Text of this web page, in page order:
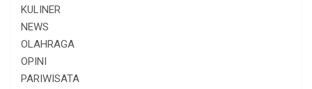
KULINER
NEWS
OLAHRAGA
OPINI
PARIWISATA